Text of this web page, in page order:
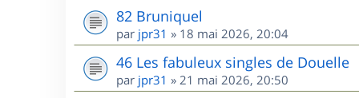
82 Bruniquel
par jpr31 » 18 mai 2026, 20:04
46 Les fabuleux singles de Douelle
par jpr31 » 21 mai 2026, 20:50